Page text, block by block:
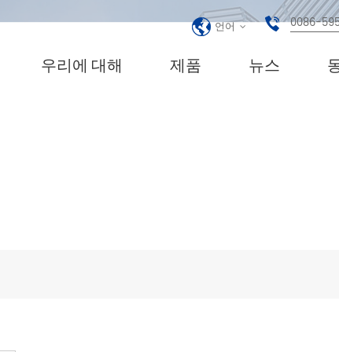
언어 0086-
우리에 대해 제품 뉴스